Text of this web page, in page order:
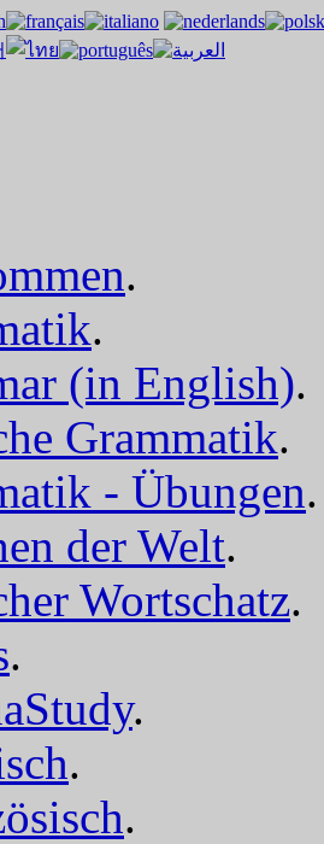
.
.
(in English).
Grammatik.
- Übungen.
der Welt.
Wortschatz.
.
.
.
.